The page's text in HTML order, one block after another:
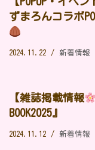
ずまろんコラボ
2024.11.22 新着情報
【雑誌掲載情報
BOOK2025』
2024.11.12 新着情報